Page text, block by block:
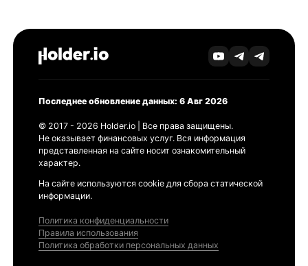
Последнее обновление данных: 6 Авг 2026
© 2017 - 2026 Holder.io | Все права защищены.
Не оказывает финансовых услуг. Вся информация
представленная на сайте носит ознакомительный
характер.
На сайте используются cookie для сбора статической
информации.
Политика конфиденциальности
Правила использования
Политика обработки персональных данных